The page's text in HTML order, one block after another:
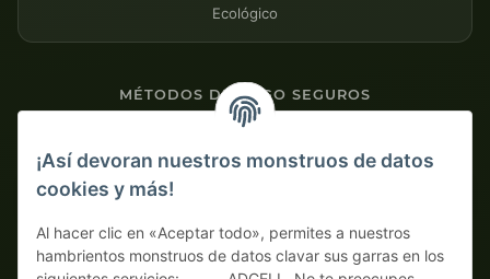
Ecológico
MÉTODOS DE PAGO SEGUROS
Pago por adelantado con descuento
¡Así devoran nuestros monstruos de datos
cookies y más!
Al hacer clic en «Aceptar todo», permites a nuestros
hambrientos monstruos de datos clavar sus garras en los